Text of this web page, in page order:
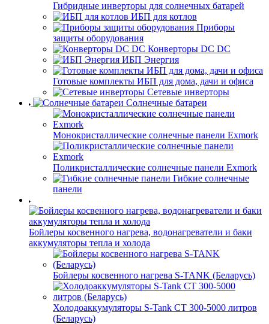
Гибридные инверторы для солнечных батарей
ИБП для котлов
Приборы
защиты оборудования
Конверторы DC DC
ИБП Энергия
Готовые комплекты ИБП для дома, дачи и офиса
Сетевые инверторы
Солнечные батареи
Монокристаллические солнечные панели Exmork
Поликристаллические солнечные панели Exmork
Гибкие солнечные
панели
Бойлеры косвенного нагрева, водонагреватели и баки
аккумуляторы тепла и холода
Бойлеры косвенного нагрева S-TANK (Беларусь)
Холодоаккумуляторы S-Tank СТ 300-5000 литров
(Беларусь)